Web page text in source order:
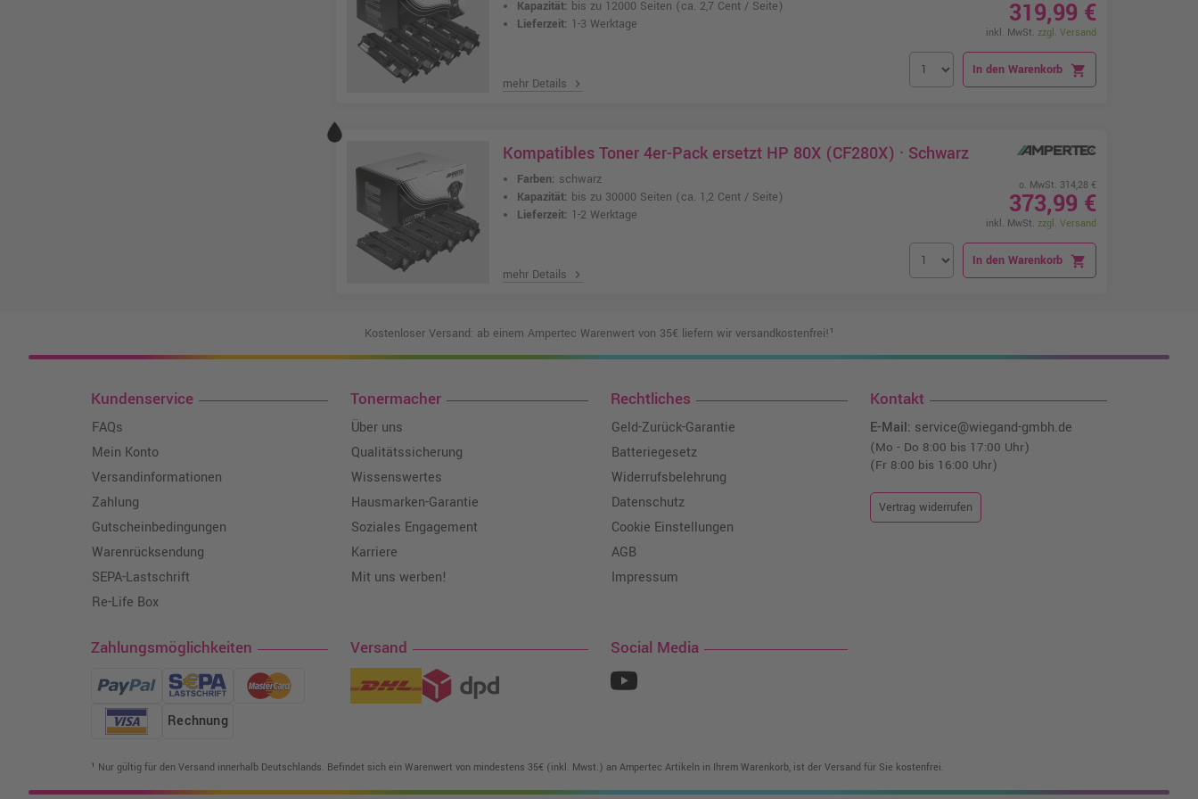
Kapazität: bis zu 12000 Seiten (ca. 2,7 Cent / Seite)
Lieferzeit: 1-3 Werktage
mehr Details chevron_right
319,99 €
inkl. MwSt. zzgl. Versand
In den Warenkorb shopping_cart
Kompatibles Toner 4er-Pack ersetzt HP 80X (CF280X) · Schwarz
Farben: schwarz
Kapazität: bis zu 30000 Seiten (ca. 1,2 Cent / Seite)
Lieferzeit: 1-2 Werktage
mehr Details chevron_right
o. MwSt. 314,28 €
373,99 €
inkl. MwSt. zzgl. Versand
In den Warenkorb shopping_cart
Kostenloser Versand: ab einem Ampertec Warenwert von 35€ liefern wir versandkostenfrei!¹
Kundenservice
FAQs
Mein Konto
Versandinformationen
Zahlung
Gutscheinbedingungen
Warenrücksendung
SEPA-Lastschrift
Re-Life Box
Tonermacher
Über uns
Qualitätssicherung
Wissenswertes
Hausmarken-Garantie
Soziales Engagement
Karriere
Mit uns werben!
Rechtliches
Geld-Zurück-Garantie
Batteriegesetz
Widerrufsbelehrung
Datenschutz
Cookie Einstellungen
AGB
Impressum
Kontakt
E-Mail: service@wiegand-gmbh.de
(Mo - Do 8:00 bis 17:00 Uhr)
(Fr 8:00 bis 16:00 Uhr)
Vertrag widerrufen
Zahlungsmöglichkeiten
Rechnung
Versand Social Media
¹ Nur gültig für den Versand innerhalb Deutschlands. Befindet sich ein Warenwert von mindestens 35€ (inkl. Mwst.) an Ampertec Artikeln in Ihrem Warenkorb, ist der Versand für Sie kostenfrei.